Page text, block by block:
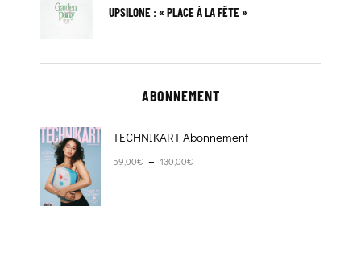
UPSILONE : « PLACE À LA FÊTE »
ABONNEMENT
TECHNIKART Abonnement
59,00€ – 130,00€